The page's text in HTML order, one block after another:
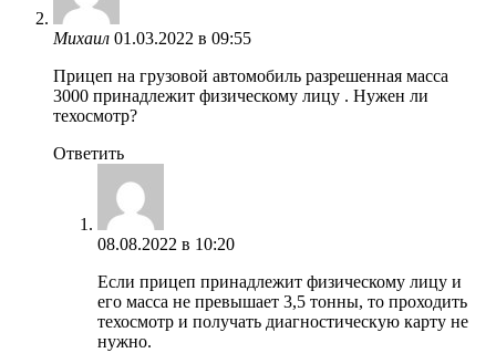
Михаил 01.03.2022 в 09:55
Прицеп на грузовой автомобиль разрешенная масса
3000 принадлежит физическому лицу . Нужен ли
техосмотр?
Ответить
08.08.2022 в 10:20
Если прицеп принадлежит физическому лицу и
его масса не превышает 3,5 тонны, то проходить
техосмотр и получать диагностическую карту не
нужно.